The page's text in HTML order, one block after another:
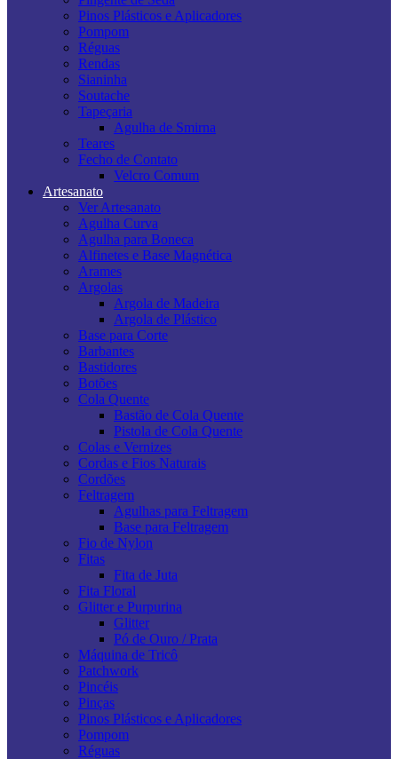
Pinos Plásticos e Aplicadores
Pompom
Réguas
Rendas
Sianinha
Soutache
Tapeçaria
Agulha de Smirna
Teares
Fecho de Contato
Velcro Comum
Artesanato
Ver Artesanato
Agulha Curva
Agulha para Boneca
Alfinetes e Base Magnética
Arames
Argolas
Argola de Madeira
Argola de Plástico
Base para Corte
Barbantes
Bastidores
Botões
Cola Quente
Bastão de Cola Quente
Pistola de Cola Quente
Colas e Vernizes
Cordas e Fios Naturais
Cordões
Feltragem
Agulhas para Feltragem
Base para Feltragem
Fio de Nylon
Fitas
Fita de Juta
Fita Floral
Glitter e Purpurina
Glitter
Pó de Ouro / Prata
Máquina de Tricô
Patchwork
Pincéis
Pinças
Pinos Plásticos e Aplicadores
Pompom
Réguas